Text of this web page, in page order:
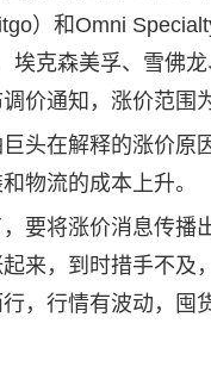
）和Omni
埃克森美孚、雪佛
价通知，涨价范围
在解释的涨价原因
物流的成本上升。
将涨价消息传播出
来，到时措手不及
，行情有波动，囤